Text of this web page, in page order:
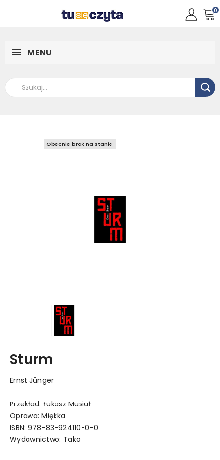
0
MENU
Obecnie brak na stanie
Obecnie brak na stanie
Sturm
Ernst Jünger
Przekład: Łukasz Musiał
Oprawa: Miękka
ISBN: 978-83-924110-0-0
Wydawnictwo: Tako